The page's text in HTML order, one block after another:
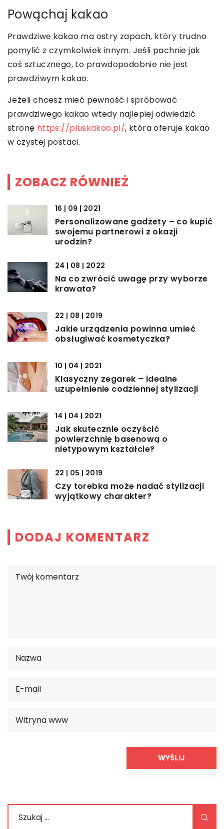
Powąchaj kakao
Prawdziwe kakao ma ostry zapach, który trudno
pomylić z czymkolwiek innym. Jeśli pachnie jak
coś sztucznego, to prawdopodobnie nie jest
prawdziwym kakao.
Jeżeli chcesz mieć pewność i spróbować
prawdziwego kakao wtedy najlepiej odwiedzić
stronę https://pluskakao.pl/, która oferuje kakao
w czystej postaci.
ZOBACZ RÓWNIEŻ
16 | 09 | 2021
Personalizowane gadżety – co kupić
swojemu partnerowi z okazji
urodzin?
24 | 08 | 2022
Na co zwrócić uwagę przy wyborze
krawata?
22 | 08 | 2019
Jakie urządzenia powinna umieć
obsługiwać kosmetyczka?
10 | 04 | 2021
Klasyczny zegarek – idealne
uzupełnienie codziennej stylizacji
14 | 04 | 2021
Jak skutecznie oczyścić
powierzchnię basenową o
nietypowym kształcie?
22 | 05 | 2019
Czy torebka może nadać stylizacji
wyjątkowy charakter?
DODAJ KOMENTARZ